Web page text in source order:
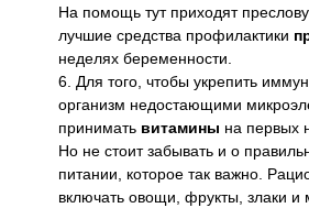
На помощь тут приходят
лучшие средства профилактики
неделях беременности.
Для того, чтобы укрепить
организм недостающими
принимать витамины на первых
Но не стоит забывать и о
питании, которое так важно.
включать овощи, фрукты, злаки